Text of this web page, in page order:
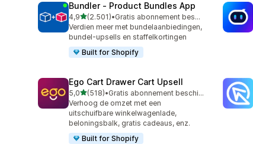
Bundler ‑ Product Bundles App
4,9van 5 sterren
(2.501)
2501 recensies in totaal
•
Gratis abonnement beschikbaar
Verdien meer met bundelaanbiedingen,
bundel-upsells en staffelkortingen
Built for Shopify
Ego Cart Drawer Cart Upsell
5,0van 5 sterren
(518)
518 recensies in totaal
•
Gratis abonnement beschikbaar
Verhoog de omzet met een
uitschuifbare winkelwagenlade,
beloningsbalk, gratis cadeaus, enz.
Built for Shopify